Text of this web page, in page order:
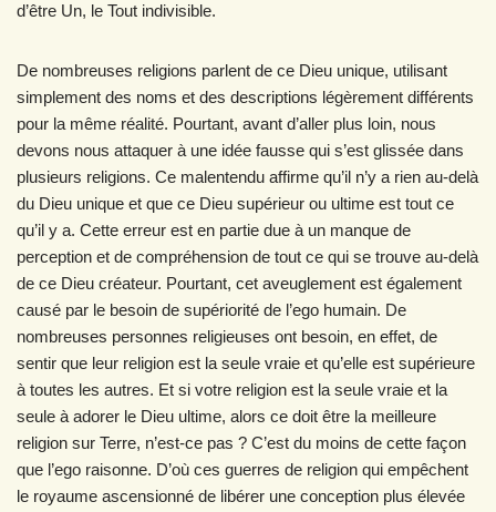
d’être Un, le Tout indivisible.
De nombreuses religions parlent de ce Dieu unique, utilisant
simplement des noms et des descriptions légèrement différents
pour la même réalité. Pourtant, avant d’aller plus loin, nous
devons nous attaquer à une idée fausse qui s’est glissée dans
plusieurs religions. Ce malentendu affirme qu’il n’y a rien au-delà
du Dieu unique et que ce Dieu supérieur ou ultime est tout ce
qu’il y a. Cette erreur est en partie due à un manque de
perception et de compréhension de tout ce qui se trouve au-delà
de ce Dieu créateur. Pourtant, cet aveuglement est également
causé par le besoin de supériorité de l’ego humain. De
nombreuses personnes religieuses ont besoin, en effet, de
sentir que leur religion est la seule vraie et qu’elle est supérieure
à toutes les autres. Et si votre religion est la seule vraie et la
seule à adorer le Dieu ultime, alors ce doit être la meilleure
religion sur Terre, n’est-ce pas ? C’est du moins de cette façon
que l’ego raisonne. D’où ces guerres de religion qui empêchent
le royaume ascensionné de libérer une conception plus élevée